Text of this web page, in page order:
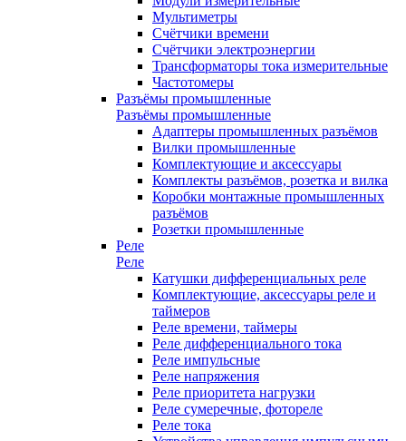
Мультиметры
Счётчики времени
Счётчики электроэнергии
Трансформаторы тока измерительные
Частотомеры
Разъёмы промышленные
Разъёмы промышленные
Адаптеры промышленных разъёмов
Вилки промышленные
Комплектующие и аксессуары
Комплекты разъёмов, розетка и вилка
Коробки монтажные промышленных
разъёмов
Розетки промышленные
Реле
Реле
Катушки дифференциальных реле
Комплектующие, аксессуары реле и
таймеров
Реле времени, таймеры
Реле дифференциального тока
Реле импульсные
Реле напряжения
Реле приоритета нагрузки
Реле сумеречные, фотореле
Реле тока